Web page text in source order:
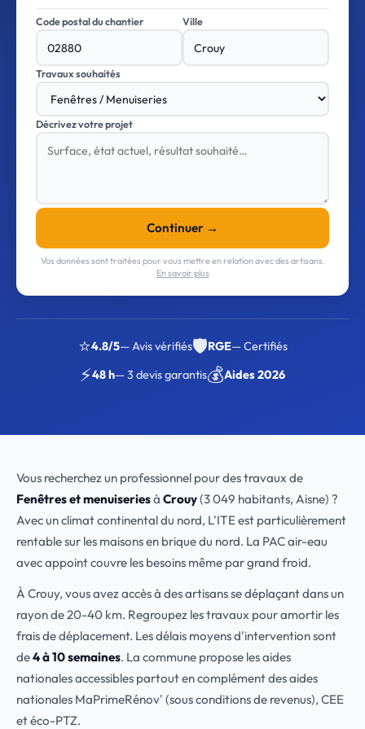
Code postal du chantier Ville
Travaux souhaités
Décrivez votre projet
Continuer →
Vos données sont traitées pour vous mettre en relation avec des artisans.
En savoir plus
⭐4.8/5— Avis vérifiés🛡️RGE— Certifiés
⚡48 h— 3 devis garantis💰Aides 2026
Vous recherchez un professionnel pour des travaux de
Fenêtres et menuiseriesà Crouy(3 049 habitants, Aisne) ?
Avec un climat continental du nord, L'ITE est particulièrement
rentable sur les maisons en brique du nord. La PAC air-eau
avec appoint couvre les besoins même par grand froid.
À Crouy, vous avez accès à des artisans se déplaçant dans un
rayon de 20-40 km. Regroupez les travaux pour amortir les
frais de déplacement. Les délais moyens d'intervention sont
de4 à 10 semaines. La commune propose les aides
nationales accessibles partout en complément des aides
nationales MaPrimeRénov' (sous conditions de revenus), CEE
et éco-PTZ.